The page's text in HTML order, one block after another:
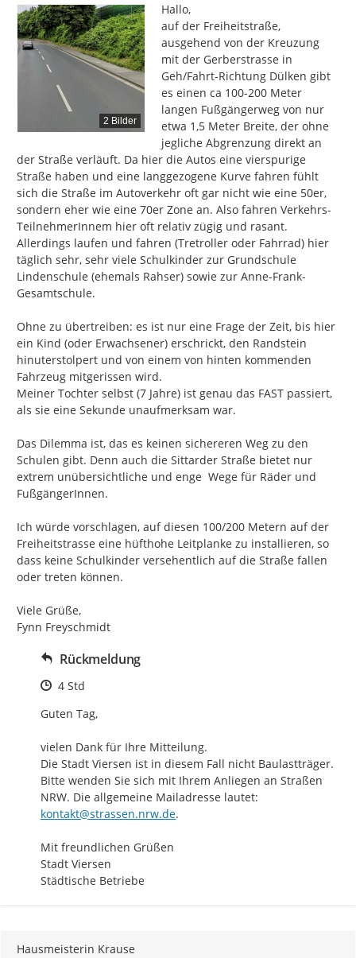
2 Bilder
Hallo,
auf der Freiheitstraße,
ausgehend von der Kreuzung
mit der Gerberstrasse in
Geh/Fahrt-Richtung Dülken gibt
es einen ca 100-200 Meter
langen Fußgängerweg von nur
etwa 1,5 Meter Breite, der ohne
jegliche Abgrenzung direkt an
der Straße verläuft. Da hier die Autos eine vierspurige
Straße haben und eine langgezogene Kurve fahren fühlt
sich die Straße im Autoverkehr oft gar nicht wie eine 50er,
sondern eher wie eine 70er Zone an. Also fahren Verkehrs-
TeilnehmerInnem hier oft relativ zügig und rasant.
Allerdings laufen und fahren (Tretroller oder Fahrrad) hier
täglich sehr, sehr viele Schulkinder zur Grundschule
Lindenschule (ehemals Rahser) sowie zur Anne-Frank-
Gesamtschule.
Ohne zu übertreiben: es ist nur eine Frage der Zeit, bis hier
ein Kind (oder Erwachsener) erschrickt, den Randstein
hinuterstolpert und von einem von hinten kommenden
Fahrzeug mitgerissen wird.
Meiner Tochter selbst (7 Jahre) ist genau das FAST passiert,
als sie eine Sekunde unaufmerksam war.
Das Dilemma ist, das es keinen sichereren Weg zu den
Schulen gibt. Denn auch die Sittarder Straße bietet nur
extrem unübersichtliche und enge  Wege für Räder und
FußgängerInnen.
Ich würde vorschlagen, auf diesen 100/200 Metern auf der
Freiheitstrasse eine hüfthohe Leitplanke zu installieren, so
dass keine Schulkinder versehentlich auf die Straße fallen
oder treten können.
Viele Grüße,
Fynn Freyschmidt
Rückmeldung
Zeitpunkt des Erstellens
4 Std
Guten Tag,
vielen Dank für Ihre Mitteilung.
Die Stadt Viersen ist in diesem Fall nicht Baulastträger.
Bitte wenden Sie sich mit Ihrem Anliegen an Straßen
kontakt@strassen.nrw.de.
Mit freundlichen Grüßen
Stadt Viersen
Städtische Betriebe
Hausmeisterin Krause